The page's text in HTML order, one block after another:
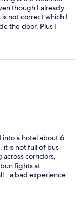
though I already
not correct which I
the door. Plus I
in the room.
on it and do not
a hotel about 6
it is not full of bus
across corridors,
fights at
bad experience
The Chinese
They arrive